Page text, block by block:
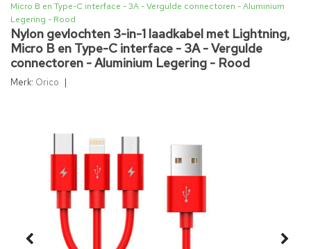
Micro B en Type-C interface - 3A - Vergulde connectoren - Aluminium
Legering - Rood
Nylon gevlochten 3-in-1 laadkabel met Lightning,
Micro B en Type-C interface - 3A - Vergulde
connectoren - Aluminium Legering - Rood
Merk: Orico |